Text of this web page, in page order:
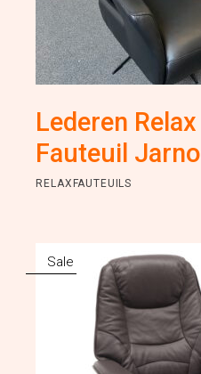
Lederen Relax
Fauteuil Jarno
RELAXFAUTEUILS
Sale